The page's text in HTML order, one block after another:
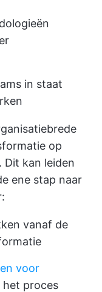
in staat
op
Dit kan leiden
ene stap naar
vanaf de
voor
het proces